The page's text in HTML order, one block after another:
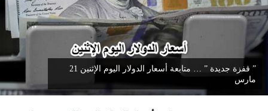
” قفزة جديدة ” … متابعة أسعار الدولار اليوم الإثنين 21
مارس